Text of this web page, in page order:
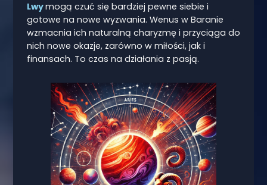
Lwymogą czuć się bardziej pewne siebie i
gotowe na nowe wyzwania. Wenus w Baranie
wzmacnia ich naturalną charyzmę i przyciąga do
nich nowe okazje, zarówno w miłości, jak i
finansach. To czas na działania z pasją.